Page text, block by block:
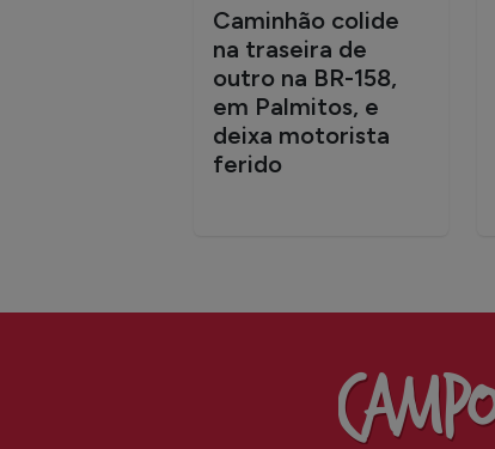
Caminhão colide
na traseira de
outro na BR-158,
em Palmitos, e
deixa motorista
ferido